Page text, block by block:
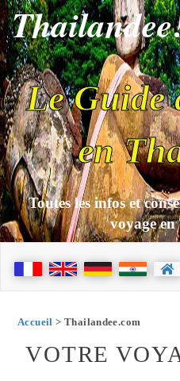
Le Guide
en
Toutes les infos et
voyage
Accueil > Thailandee.com
VOTRE